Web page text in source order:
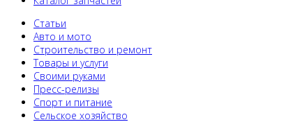
Статьи
Авто и мото
Строительство и ремонт
Товары и услуги
Своими руками
Пресс-релизы
Спорт и питание
Сельское хозяйство